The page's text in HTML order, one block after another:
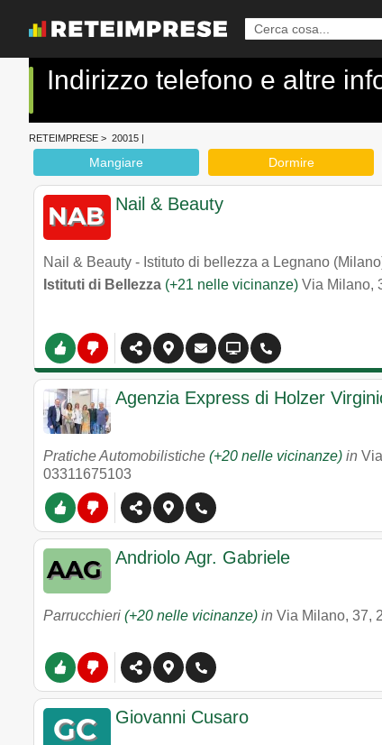
Indirizzo telefono e altre
RETEIMPRESE > 20015 |
Mangiare Dormire
Nail & Beauty
Nail & Beauty - Istituto di bellezza a Legnano
Istituti di Bellezza (+21 nelle vicinanze) Via Milano,
Agenzia Express di Holzer
Pratiche Automobilistiche (+20 nelle vicinanze) in
03311675103
Andriolo Agr. Gabriele
Parrucchieri (+20 nelle vicinanze) in Via Milano, 37,
Giovanni Cusaro